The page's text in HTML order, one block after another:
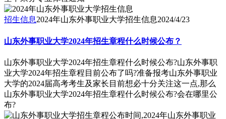
招生信息2024年山东外事职业大学招生信息2024/4/23
山东外事职业大学2024年招生章程什么时候公布？
山东外事职业大学2024年招生章程什么时候公布?山东外事职
业大学2024年招生章程目前公布了吗?准备报考山东外事职业
大学的2024届高考考生及家长目前想必十分关注这一点,那么
山东外事职业大学2024年招生章程什么时候公布?会在哪里公
布?